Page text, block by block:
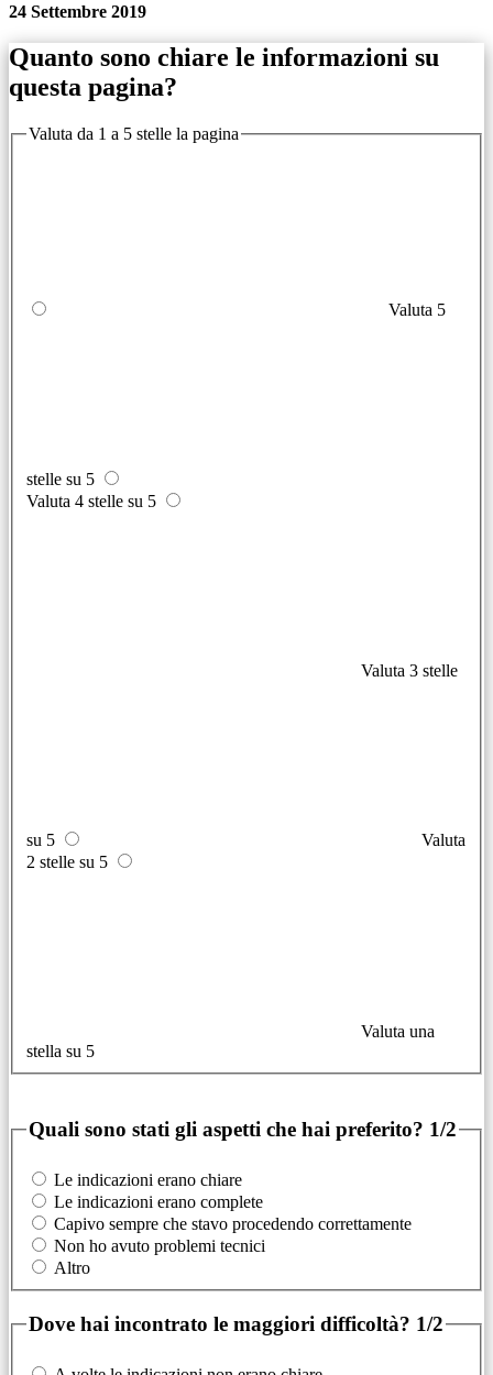
24 Settembre 2019
Quanto sono chiare le informazioni su
questa pagina?
Valuta da 1 a 5 stelle la pagina
Valuta 5
stelle su 5
Valuta 4 stelle su 5
Valuta 3 stelle
su 5
Valuta
2 stelle su 5
Valuta una
stella su 5
Quali sono stati gli aspetti che hai preferito? 1/2
Le indicazioni erano chiare
Le indicazioni erano complete
Capivo sempre che stavo procedendo correttamente
Non ho avuto problemi tecnici
Altro
Dove hai incontrato le maggiori difficoltà? 1/2